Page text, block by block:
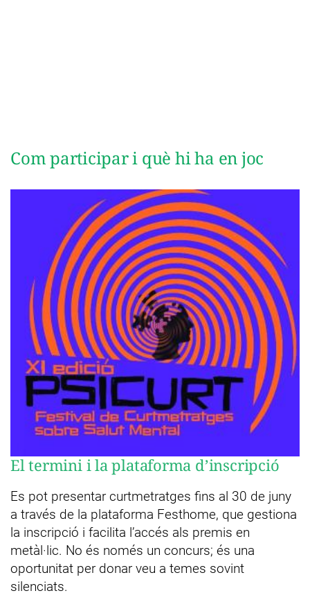
Com participar i què hi ha en joc
El termini i la plataforma d’inscripció
Es pot presentar curtmetratges fins al 30 de juny
a través de la plataforma Festhome, que gestiona
la inscripció i facilita l’accés als premis en
metàl·lic. No és només un concurs; és una
oportunitat per donar veu a temes sovint
silenciats.